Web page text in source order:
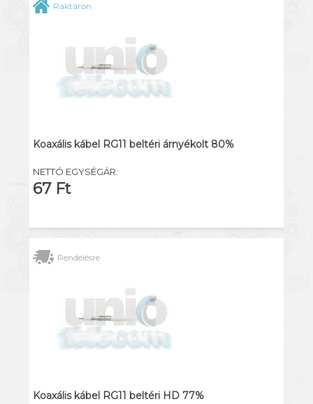
Raktáron
Koaxális kábel RG11 beltéri árnyékolt 80%
NETTÓ EGYSÉGÁR:
67 Ft
Rendelésre
Koaxális kábel RG11 beltéri HD 77%